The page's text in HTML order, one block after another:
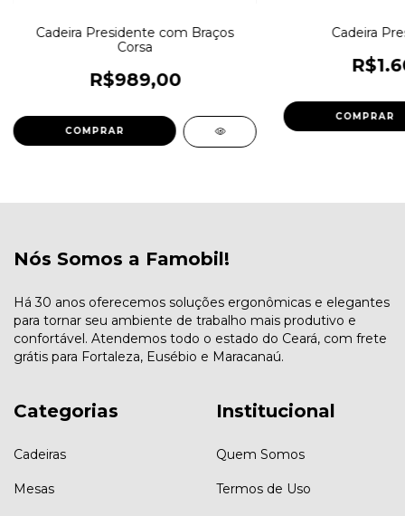
Cadeira Presidente com Braços
Corsa
R$989,00
COMPRAR
Cadeira
COMPRAR
Nós Somos a Famobil!
Há 30 anos oferecemos soluções ergonômicas e elegantes
para tornar seu ambiente de trabalho mais produtivo e
confortável. Atendemos todo o estado do Ceará, com frete
grátis para Fortaleza, Eusébio e Maracanaú.
Categorias
Cadeiras
Mesas
Institucional
Quem Somos
Termos de Uso